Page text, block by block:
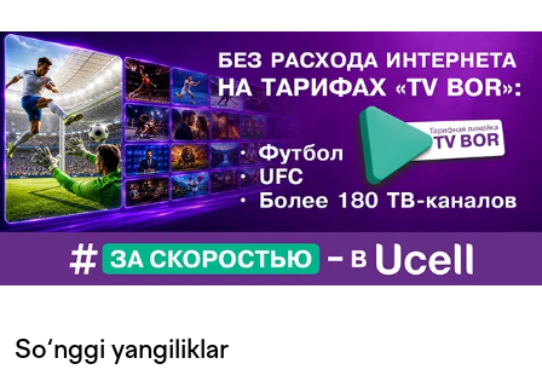
So‘nggi yangiliklar